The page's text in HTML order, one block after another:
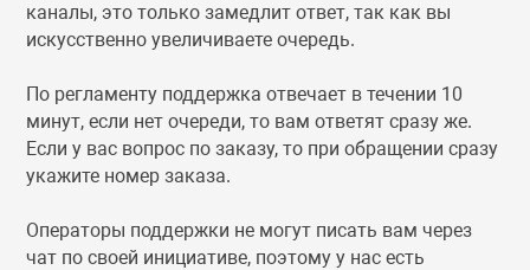
Стратегии
Триллеры
Шутеры
Эксклюзивы
Спорт
Стратегии
Шутеры
Эксклюзивы
каналы, это только замедлит ответ, так как вы
искусственно увеличиваете очередь.
По регламенту поддержка отвечает в течении 10
минут, если нет очереди, то вам ответят сразу же.
Если у вас вопрос по заказу, то при обращении сразу
укажите номер заказа.
Операторы поддержки не могут писать вам через
чат по своей инициативе, поэтому у нас есть